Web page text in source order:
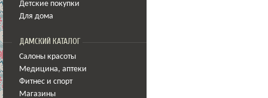
Детские покупки
Для дома
ДАМСКИЙ КАТАЛОГ
Салоны красоты
Медицина, аптеки
Фитнес и спорт
Магазины